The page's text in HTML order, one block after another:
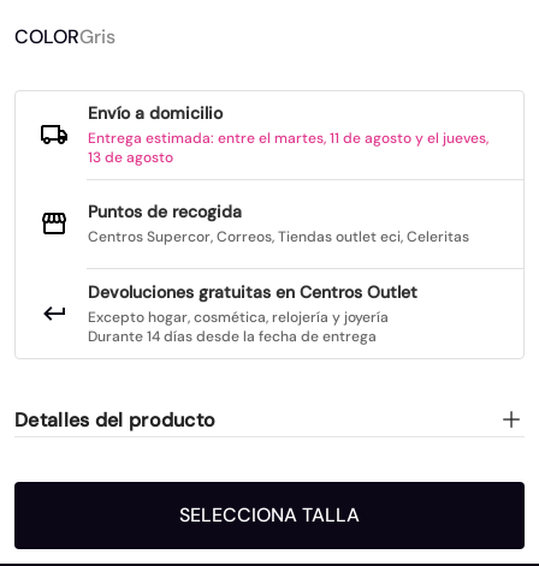
COLORGris
Envío a domicilio
Entrega estimada: entre el martes, 11 de agosto y el jueves,
13 de agosto
Puntos de recogida
Centros Supercor, Correos, Tiendas outlet eci, Celeritas
Devoluciones gratuitas en Centros Outlet
Excepto hogar, cosmética, relojería y joyería
Durante 14 días desde la fecha de entrega
Detalles del producto
SELECCIONA TALLA